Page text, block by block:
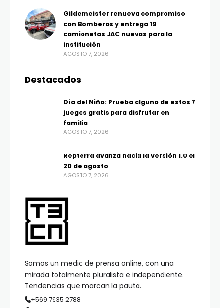
Somos un medio de prensa online, con una
mirada totalmente pluralista e independiente.
Tendencias que marcan la pauta.
+569 7935 2788
Gildemeister renueva compromiso
con Bomberos y entrega 19
camionetas JAC nuevas para la
institución
AGOSTO 7, 2026
Destacados
Día del Niño: Prueba alguno de estos 7
juegos gratis para disfrutar en
familia
AGOSTO 7, 2026
Repterra avanza hacia la versión 1.0 el
20 de agosto
AGOSTO 7, 2026